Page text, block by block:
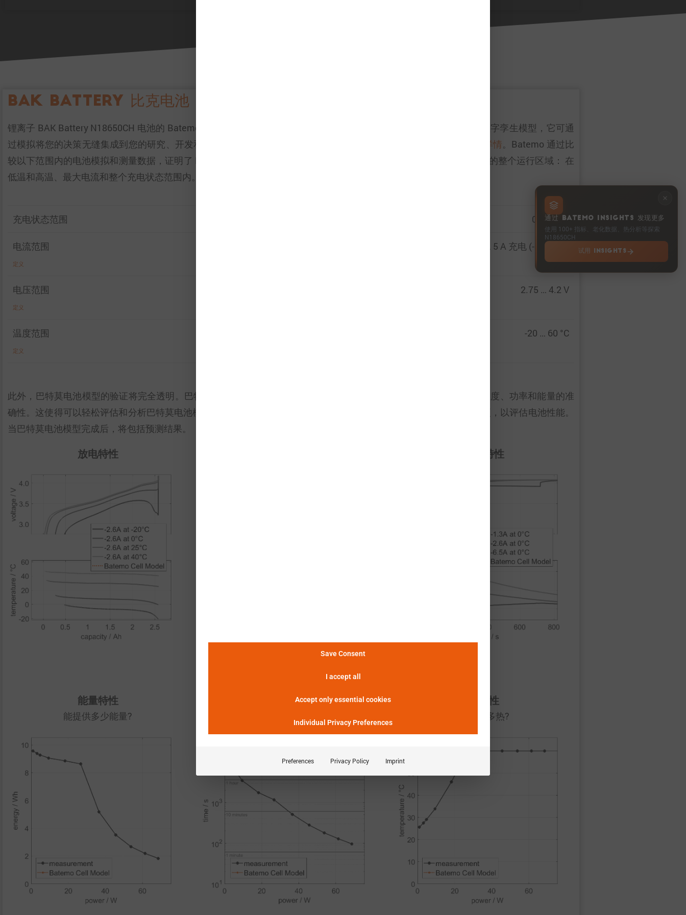
通过 BATEMO INSIGHTS 发现更多
使用 100+ 指标、老化数据、热分析等探索
N18650CH
试用 INSIGHTS
BAK Battery 比克电池 N18650CH 模型
锂离子 BAK Battery N18650CH 电池的 Batemo 电池模型是一个高精度的物理电池模型，具有全局有效性。作为一个数字孪生模型，它可通
过模拟将您的决策无缝集成到您的研究、开发和电池分析中。有关巴特莫电池模型的特性和功能的详细信息，请参见
详情。Batemo 通过比
较以下范围内的电池模拟和测量数据，证明了 Batemo 电池模型的准确性和有效性。验证范围广泛，实验特征涵盖电池的整个运行区域： 在
低温和高温、最大电流和整个充电状态范围内。
充电状态范围 0 … 100%
电流范围
定义
-21 A 放电 … 5 A 充电 (-8C … 2C)
电压范围
定义
2.75 … 4.2 V
温度范围
定义
-20 … 60 °C
此外，巴特莫电池模型的验证将完全透明。巴特莫电池数据包含原始测量数据和仿真数据。所有实验都会计算电压、温度、功率和能量的准
确性。这使得可以轻松评估和分析巴特莫电池模型的有效性。图表显示了电池“BAK Battery N18650CH”的特性数据选项，以评估电池性能。
当巴特莫电池模型完成后，将包括预测结果。
放电特性 脉冲特性
能量特性
能提供多少能量?
功率特性
热特性
会变得多热?
Save Consent
I accept all
Accept only essential cookies
Individual Privacy Preferences
Preferences Privacy Policy Imprint